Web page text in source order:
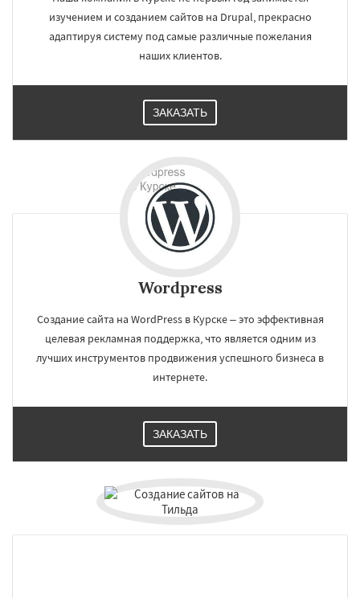
Стерлитамак
Химки
Таганрог
Мытищи Сыктывкар
Комсомольск-на-Амуре Нижнекамск
изучением и созданием сайтов на Drupal, прекрасно
адаптируя систему под самые различные пожелания
наших клиентов.
ЗАКАЗАТЬ
Wordpress
Создание сайта на WordPress в Курске – это эффективная
целевая рекламная поддержка, что является одним из
лучших инструментов продвижения успешного бизнеса в
интернете.
ЗАКАЗАТЬ